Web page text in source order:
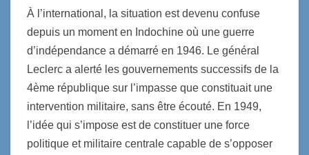
À l’international, la situation est devenu confuse
depuis un moment en Indochine où une guerre
d’indépendance a démarré en 1946. Le général
Leclerc a alerté les gouvernements successifs de la
4ème république sur l’impasse que constituait une
intervention militaire, sans être écouté. En 1949,
l’idée qui s’impose est de constituer une force
politique et militaire centrale capable de s’opposer